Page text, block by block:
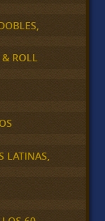
ROLL
LATINAS,